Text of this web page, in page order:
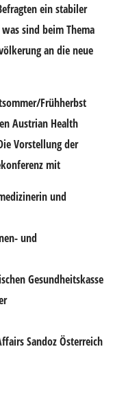
ein stabiler
sind beim Thema
an die neue
Frühherbst
Austrian Health
Vorstellung der
mit
und
und
Gesundheitskasse
Sandoz Österreich